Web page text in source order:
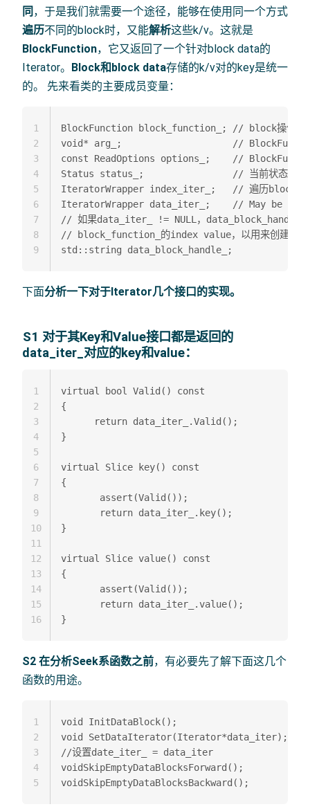
同 ，于是我们就需要一个途径，能够在使用同一个方式
遍历不同的block时，又能解析这些k/v。这就是
BlockFunction，它又返回了一个针对block data的
Iterator。 Block和block data存储的k/v对的key是统一
的。 先来看类的主要成员变量：
BlockFunction block_function_; // block操作
void* arg_;                    // BlockFunction
const ReadOptions options_;    //
Status status_;                // 当前状态
IteratorWrapper index_iter_;   // 遍历block
IteratorWrapper data_iter_;    // May be
// 如果data_iter_ != NULL，data_block_handle_
// block_function_的index value，以用来创建
1
2
3
4
5
6
7
8
9
下面分析一下对于Iterator几个接口的实现。
S1 对于其Key和Value接口都是返回的
data_iter_对应的key和value：
virtual bool Valid() const
{
      return data_iter_.Valid();
}
virtual Slice key() const
{
       assert(Valid());
       return data_iter_.key();
}
virtual Slice value() const
{
       assert(Valid());
       return data_iter_.value();
1
2
3
4
5
6
7
8
9
10
11
12
13
14
15
16
S2 在分析Seek系函数之前，有必要先了解下面这几个
函数的用途。
void InitDataBlock();
void SetDataIterator(Iterator*data_iter);
//设置date_iter_ = data_iter
voidSkipEmptyDataBlocksForward();
1
2
3
4
5